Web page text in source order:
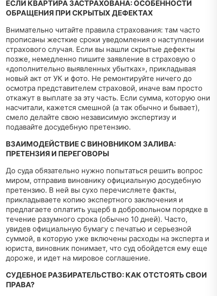
ЕСЛИ КВАРТИРА ЗАСТРАХОВАНА: ОСОБЕННОСТИ
ОБРАЩЕНИЯ ПРИ СКРЫТЫХ ДЕФЕКТАХ
Внимательно читайте правила страхования: там часто
прописаны жесткие сроки уведомления о наступлении
страхового случая. Если вы нашли скрытые дефекты
позже, немедленно пишите заявление в страховую о
«дополнительно выявленных убытках», прикладывая
новый акт от УК и фото. Не ремонтируйте ничего до
осмотра представителем страховой, иначе вам просто
откажут в выплате за эту часть. Если сумма, которую они
насчитали, кажется смешной (а так обычно и бывает),
смело делайте свою независимую экспертизу и
подавайте досудебную претензию.
ВЗАИМОДЕЙСТВИЕ С ВИНОВНИКОМ ЗАЛИВА:
ПРЕТЕНЗИЯ И ПЕРЕГОВОРЫ
До суда обязательно нужно попытаться решить вопрос
миром, отправив виновнику официальную досудебную
претензию. В ней вы сухо перечисляете факты,
прикладываете копию экспертного заключения и
предлагаете оплатить ущерб в добровольном порядке в
течение разумного срока (обычно 10 дней). Часто,
увидев официальную бумагу с печатью и серьезной
суммой, в которую уже включены расходы на эксперта и
юриста, виновник понимает, что суд обойдется ему еще
дороже, и идет на мировое соглашение.
СУДЕБНОЕ РАЗБИРАТЕЛЬСТВО: КАК ОТСТОЯТЬ СВОИ
ПРАВА?